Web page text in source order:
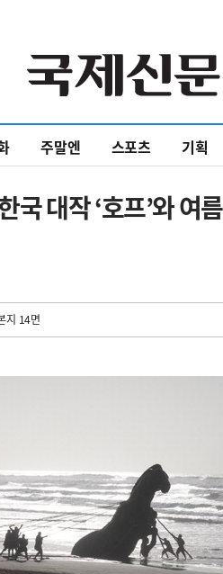
주말엔 스포츠 기획
대작 ‘호프’와 여
지 14면